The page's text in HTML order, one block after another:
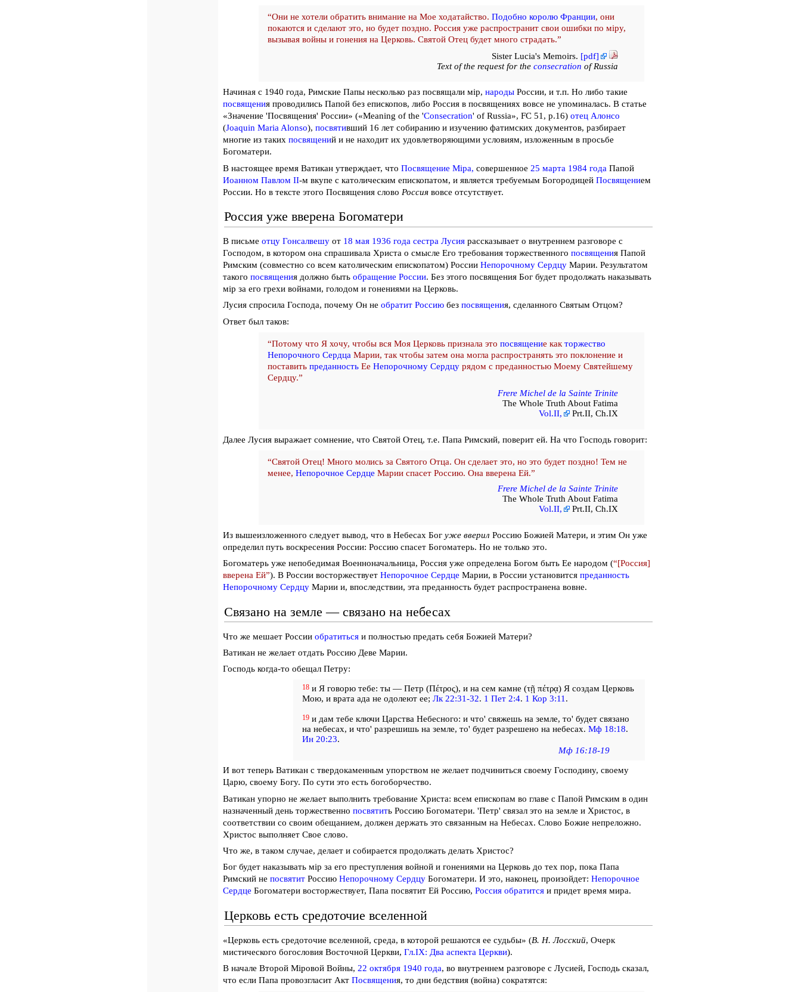
“Они не хотели обратить внимание на Мое ходатайство. Подобно королю Франции, они
покаются и сделают это, но будет поздно. Россия уже распространит свои ошибки по мiру,
вызывая войны и гонения на Церковь. Святой Отец будет много страдать.”
Sister Lucia's Memoirs. [pdf]
Text of the request for theconsecration of Russia
Начиная с 1940 года, Римские Папы несколько раз посвящали мiр, народы России, и т.п. Но либо такие
посвящения проводились Папой без епископов, либо Россия в посвящениях вовсе не упоминалась. В статье
«Значение 'Посвящения' России» («Meaning of the 'Consecration' of Russia», FC 51, p.16) отец Алонсо
(Joaquin Maria Alonso), посвятивший 16 лет собиранию и изучению фатимских документов, разбирает
многие из таких посвящений и не находит их удовлетворяющими условиям, изложенным в просьбе
Богоматери.
В настоящее время Ватикан утверждает, что Посвящение Мiра, совершенное 25 марта 1984 года Папой
Иоанном Павлом II-м вкупе с католическим епископатом, и является требуемым Богородицей Посвящением
России. Но в тексте этого Посвящения слово Россия вовсе отсутствует.
Россия уже вверена Богоматери
В письме отцу Гонсалвешу от 18 мая 1936 года сестра Лусия рассказывает о внутреннем разговоре с
Господом, в котором она спрашивала Христа о смысле Его требования торжественного посвящения Папой
Римским (совместно со всем католическим епископатом) России Непорочному Сердцу Марии. Результатом
такого посвящения должно быть обращение России. Без этого посвящения Бог будет продолжать наказывать
мiр за его грехи войнами, голодом и гонениями на Церковь.
Лусия спросила Господа, почему Он не обратит Россию без посвящения, сделанного Святым Отцом?
Ответ был таков:
“Потому что Я хочу, чтобы вся Моя Церковь признала это посвящение какторжество
Непорочного СердцаМарии, так чтобы затем она могла распространять это поклонение и
поставить преданностьЕе Непорочному Сердцурядом с преданностью Моему Святейшему
Сердцу.”
Frere Michel de la Sainte Trinite
The Whole Truth About Fatima
Vol.II,
Prt.II, Ch.IX
Далее Лусия выражает сомнение, что Святой Отец, т.е. Папа Римский, поверит ей. На что Господь говорит:
“Святой Отец! Много молись за Святого Отца. Он сделает это, но это будет поздно! Тем не
менее, Непорочное Сердце Марии спасет Россию. Она вверена Ей.”
Frere Michel de la Sainte Trinite
The Whole Truth About Fatima
Vol.II,
Prt.II, Ch.IX
Из вышеизложенного следует вывод, что в Небесах Бог уже вверил Россию Божией Матери, и этим Он уже
определил путь воскресения России: Россию спасет Богоматерь. Но не только это.
Богоматерь уже непобедимая Военноначальница, Россия уже определена Богом быть Ее народом (“[Россия]
вверена Ей”). В России восторжествует Непорочное Сердце Марии, в России установится преданность
Непорочному Сердцу Марии и, впоследствии, эта преданность будет распространена вовне.
Связано на земле — связано на небесах
Что же мешает России обратиться и полностью предать себя Божией Матери?
Ватикан не желает отдать Россию Деве Марии.
Господь когда-то обещал Петру:
18и Я говорю тебе: ты — Петр (Πέτρος), и на сем камне (τῇ πέτρᾳ) Я создам Церковь
Мою, и врата ада не одолеют ее; Лк 22:31-32. 1 Пет 2:4. 1 Кор 3:11 .
19и дам тебе ключи Царства Небесного: и что' свяжешь на земле, то' будет связано
на небесах, и что' разрешишь на земле, то' будет разрешено на небесах. Мф 18:18.
Ин 20:23.
Мф 16:18-19
И вот теперь Ватикан с твердокаменным упорством не желает подчиниться своему Господину, своему
Царю, своему Богу. По сути это есть богоборчество.
Ватикан упорно не желает выполнить требование Христа: всем епископам во главе с Папой Римским в один
назначенный день торжественно посвятить Россию Богоматери. 'Петр' связал это на земле и Христос, в
соответствии со своим обещанием, должен держать это связанным на Небесах. Слово Божие непреложно.
Христос выполняет Свое слово.
Что же, в таком случае, делает и собирается продолжать делать Христос?
Бог будет наказывать мiр за его преступления войной и гонениями на Церковь до тех пор, пока Папа
Римский не посвятит Россию Непорочному Сердцу Богоматери. И это, наконец, произойдет: Непорочное
Сердце Богоматери восторжествует, Папа посвятит Ей Россию, Россия обратится и придет время мира.
Церковь есть средоточие вселенной
«Церковь есть средоточие вселенной, среда, в которой решаются ее судьбы» (В. Н. Лосский, Очерк
мистического богословия Восточной Церкви, Гл.IX: Два аспекта Церкви).
В начале Второй Мiровой Войны, 22 октября 1940 года, во внутреннем разговоре с Лусией, Господь сказал,
что если Папа провозгласит Акт Посвящения, то дни бедствия (война) сократятся: